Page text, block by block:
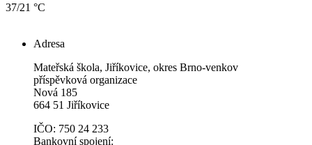
37/21 °C
Adresa
Mateřská škola, Jiříkovice, okres Brno-venkov
příspěvková organizace
Nová 185
664 51 Jiříkovice
IČO: 750 24 233
Bankovní spojení: